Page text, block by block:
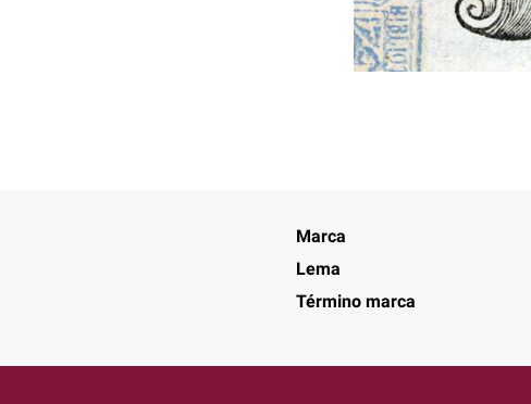
Marca
Lema
Término marca